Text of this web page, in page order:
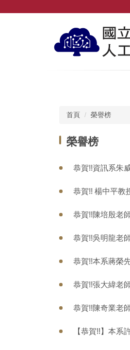
首頁 榮譽榜
榮譽榜
恭賀!!資訊系朱
恭賀!! 楊中平教
恭賀!!陳培殷老
恭賀!!吳明龍老
恭賀!!本系蔣榮
恭賀!!張大緯老
恭賀!!陳奇業老
【恭賀!!】本系